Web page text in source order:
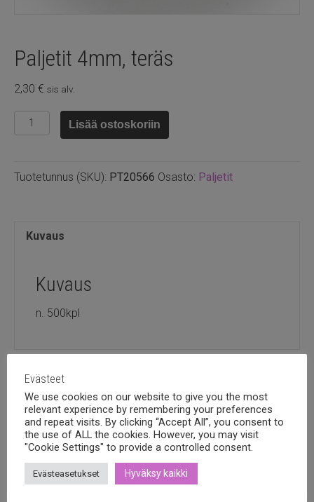
Paljetit 4mm, teräs
2,30 € sis alv.
Paljetit
4mm,
Lisää ostoskoriin
Tuotetunnus (SKU): PT20566 Osasto: Paljetit
Kuvaus
Kuvaus
n. 500kpl
Tutustu myös
Evästeet
We use cookies on our website to give you the most
relevant experience by remembering your preferences
and repeat visits. By clicking “Accept All”, you consent to
the use of ALL the cookies. However, you may visit
"Cookie Settings" to provide a controlled consent.
Evästeasetukset Hyväksy kaikki